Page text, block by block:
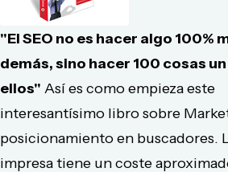
"El SEO no es hacer algo 100%
demás, sino hacer 100 cosas un
ellos" Así es como empieza este
interesantísimo libro sobre
posicionamiento en buscadores.
impresa tiene un coste